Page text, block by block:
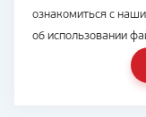
ознакомиться с
об использовании